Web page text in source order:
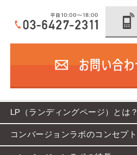
LP（ランディングページ）とは？
コンバージョンラボのコンセプト